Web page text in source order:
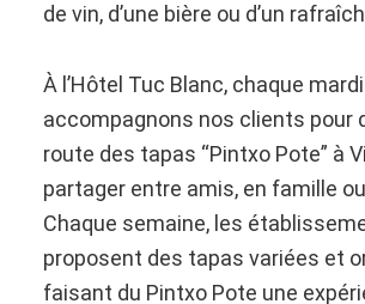
de vin, d’une bière ou d’un
À l’Hôtel Tuc Blanc, chaque
accompagnons nos clients pour
route des tapas “Pintxo Pote” à
partager entre amis, en famille
Chaque semaine, les
proposent des tapas variées et
faisant du Pintxo Pote une